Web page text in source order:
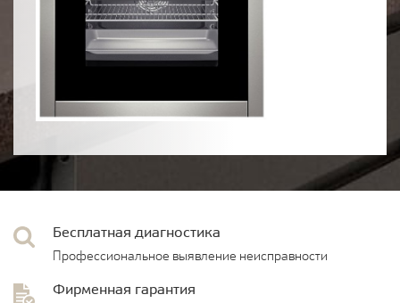
Бесплатная диагностика
Профессиональное выявление неисправности
Фирменная гарантия